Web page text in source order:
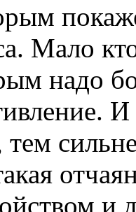
Мало
надо
и